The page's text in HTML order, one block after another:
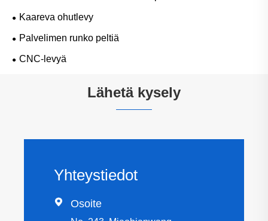
Kaareva ohutlevy
Palvelimen runko peltiä
CNC-levyä
Lähetä kysely
Yhteystiedot
 Osoite